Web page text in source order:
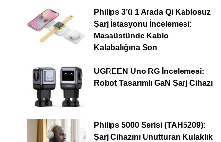
Philips 3’ü 1 Arada Qi Kablosuz
Şarj İstasyonu İncelemesi:
Masaüstünde Kablo
Kalabalığına Son
UGREEN Uno RG İncelemesi:
Robot Tasarımlı GaN Şarj Cihazı
Philips 5000 Serisi (TAH5209):
Şarj Cihazını Unutturan Kulaklık